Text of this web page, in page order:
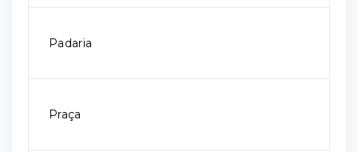
Padaria
Praça